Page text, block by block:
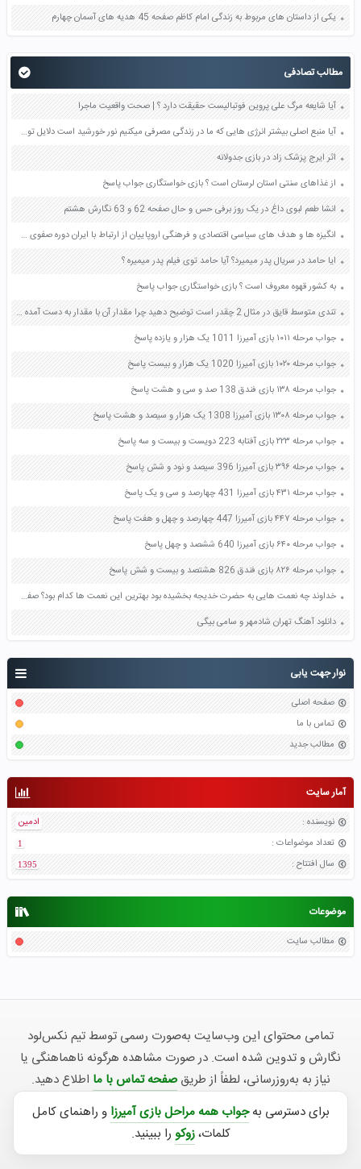
نوار جهت یابی
صفحه اصلی
تماس با ما
مطالب جدید
آمار سایت
نویسنده :
ادمین
تعداد موضواعات :
1
سال افتتاح :
1395
موضوعات
مطالب سایت
یکی از داستان های مربوط به زندگی امام کاظم صفحه 45 هدیه های آسمان چهارم
مطالب تصادفی
آیا شایعه مرگ علی پروین فوتبالیست حقیقت دارد ؟ | صحت واقعیت ماجرا
آیا منبع اصلی بیشتر انرژی هایی که ما در زندگی مصرفی میکنیم نور خورشید است دلایل توضیح صفحه 71 علوم ششم
اثر ایرج پزشک زاد در بازی جدولانه
از غذاهای سنتی استان لرستان است ؟ بازی خواستگاری جواب پاسخ
انشا طعم لبوی داغ در یک روز برفی حس و حال صفحه 62 و 63 نگارش هشتم
انگیزه ها و هدف های سیاسی اقتصادی و فرهنگی اروپاییان از ارتباط با ایران دوره صفوی صفحه 63 مطالعات اجتماعی نهم
ایا حامد در سریال پدر میمیرد؟ آیا حامد توی فیلم پدر میمیره ؟
به کشور قهوه معروف است ؟ بازی خواستگاری جواب پاسخ
تندی متوسط قایق در مثال 2 چقدر است توضیح دهید چرا مقدار آن با مقدار به دست آمده برای سرعت متوسط یکسان است صفحه 43 علوم نهم
جواب مرحله ۱۰۱۱ بازی آمیرزا 1011 یک هزار و یازده پاسخ
جواب مرحله ۱۰۲۰ بازی آمیرزا 1020 یک هزار و بیست پاسخ
جواب مرحله ۱۳۸ بازی فندق 138 صد و سی و هشت پاسخ
جواب مرحله ۱۳۰۸ بازی آمیرزا 1308 یک هزار و سیصد و هشت پاسخ
جواب مرحله ۲۲۳ بازی آفتابه 223 دویست و بیست و سه پاسخ
جواب مرحله ۳۹۶ بازی آمیرزا 396 سیصد و نود و شش پاسخ
جواب مرحله ۴۳۱ بازی آمیرزا 431 چهارصد و سی و یک پاسخ
جواب مرحله ۴۴۷ بازی آمیرزا 447 چهارصد و چهل و هفت پاسخ
جواب مرحله ۶۴۰ بازی آمیرزا 640 ششصد و چهل پاسخ
جواب مرحله ۸۲۶ بازی فندق 826 هشتصد و بیست و شش پاسخ
خداوند چه نعمت هایی به حضرت خدیجه بخشیده بود بهترین این نعمت ها کدام بود؟ صفحه 90 هدیه های آسمان چهارم
دانلود آهنگ تهران شادمهر و سامی بیگی
تمامی محتوای این وب‌سایت به‌صورت رسمی توسط تیم نکس‌لود
نگارش و تدوین شده است. در صورت مشاهده هرگونه ناهماهنگی یا
نیاز به به‌روزرسانی، لطفاً از طریقصفحه تماس با ما اطلاع دهید.
برای دسترسی به جواب همه مراحل بازی آمیرزا و راهنمای کامل
کلمات،زوکو را ببینید.